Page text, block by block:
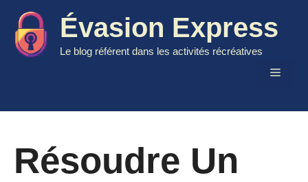
contenu
Évasion Express
Le blog référent dans les activités récréatives
Menu
Résoudre Un